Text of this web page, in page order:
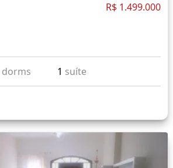
R$ 1.499.000
dorms 1 suíte